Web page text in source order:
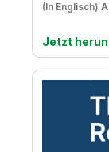
(In Englisch)
Jetzt